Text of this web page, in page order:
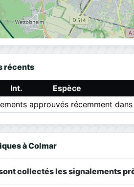
récents
Int. Espèce
approuvés récemment
à Colmar
collectés les signalements